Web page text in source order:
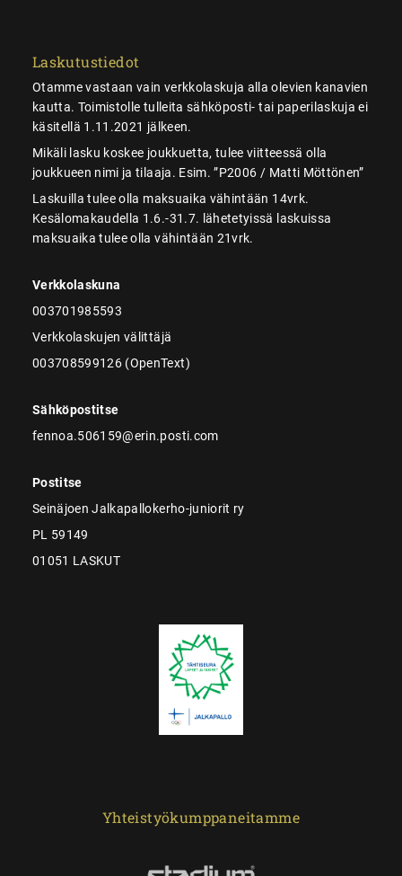
Laskutustiedot
Otamme vastaan vain verkkolaskuja alla olevien kanavien
kautta. Toimistolle tulleita sähköposti- tai paperilaskuja ei
käsitellä 1.11.2021 jälkeen.
Mikäli lasku koskee joukkuetta, tulee viitteessä olla
joukkueen nimi ja tilaaja. Esim. ”P2006 / Matti Möttönen”
Laskuilla tulee olla maksuaika vähintään 14vrk.
Kesälomakaudella 1.6.-31.7. lähetetyissä laskuissa
maksuaika tulee olla vähintään 21vrk.
Verkkolaskuna
003701985593
Verkkolaskujen välittäjä
003708599126 (OpenText)
Sähköpostitse
fennoa.506159@erin.posti.com
Postitse
Seinäjoen Jalkapallokerho-juniorit ry
PL 59149
01051 LASKUT
Yhteistyökumppaneitamme